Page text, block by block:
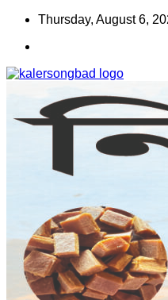
Skip
content
Thursday, August 6,
কালের সংবাদ
www.kalersongbad.com